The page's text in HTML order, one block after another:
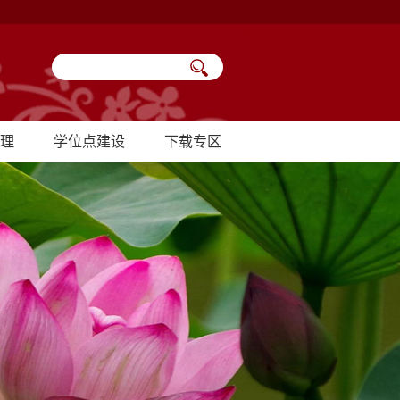
学位点建设 下载专区